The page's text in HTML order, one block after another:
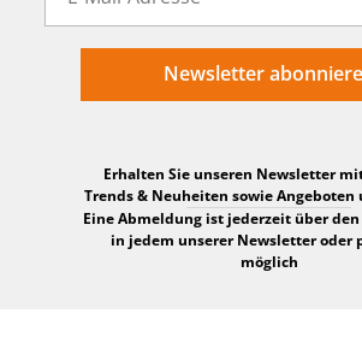
Newsletter
Erhalten Sie unseren Newsletter
Trends & Neuheiten sowie Angeboten
Eine Abmeldung ist jederzeit über
in jedem unserer Newsletter oder
möglich